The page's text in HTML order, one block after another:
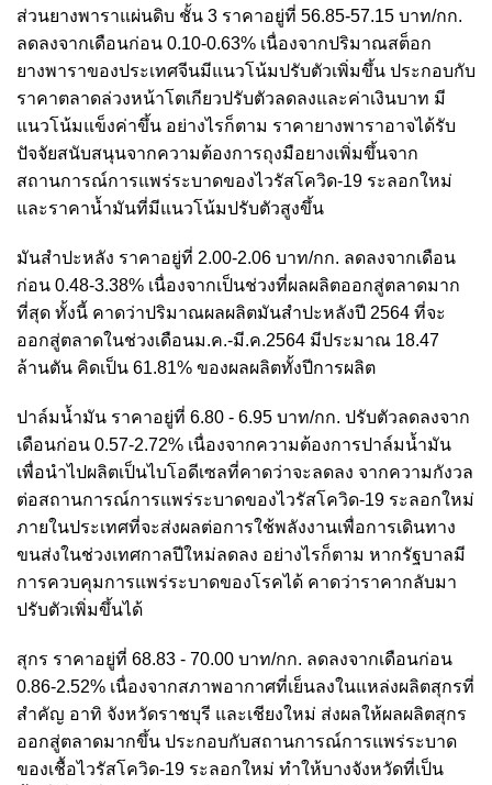
ส่วนยางพาราแผ่นดิบ ชั้น 3 ราคาอยู่ที่ 56.85-57.15 บาท/กก.
ลดลงจากเดือนก่อน 0.10-0.63% เนื่องจากปริมาณสต็อก
ยางพาราของประเทศจีนมีแนวโน้มปรับตัวเพิ่มขึ้น ประกอบกับ
ราคาตลาดล่วงหน้าโตเกียวปรับตัวลดลงและค่าเงินบาท มี
แนวโน้มแข็งค่าขึ้น อย่างไรก็ตาม ราคายางพาราอาจได้รับ
ปัจจัยสนับสนุนจากความต้องการถุงมือยางเพิ่มขึ้นจาก
สถานการณ์การแพร่ระบาดของไวรัสโควิด-19 ระลอกใหม่
และราคาน้ำมันที่มีแนวโน้มปรับตัวสูงขึ้น
มันสำปะหลัง ราคาอยู่ที่ 2.00-2.06 บาท/กก. ลดลงจากเดือน
ก่อน 0.48-3.38% เนื่องจากเป็นช่วงที่ผลผลิตออกสู่ตลาดมาก
ที่สุด ทั้งนี้ คาดว่าปริมาณผลผลิตมันสำปะหลังปี 2564 ที่จะ
ออกสู่ตลาดในช่วงเดือนม.ค.-มี.ค.2564 มีประมาณ 18.47
ล้านตัน คิดเป็น 61.81% ของผลผลิตทั้งปีการผลิต
ปาล์มน้ำมัน ราคาอยู่ที่ 6.80 - 6.95 บาท/กก. ปรับตัวลดลงจาก
เดือนก่อน 0.57-2.72% เนื่องจากความต้องการปาล์มน้ำมัน
เพื่อนำไปผลิตเป็นไบโอดีเซลที่คาดว่าจะลดลง จากความกังวล
ต่อสถานการณ์การแพร่ระบาดของไวรัสโควิด-19 ระลอกใหม่
ภายในประเทศที่จะส่งผลต่อการใช้พลังงานเพื่อการเดินทาง
ขนส่งในช่วงเทศกาลปีใหม่ลดลง อย่างไรก็ตาม หากรัฐบาลมี
การควบคุมการแพร่ระบาดของโรคได้ คาดว่าราคากลับมา
ปรับตัวเพิ่มขึ้นได้
สุกร ราคาอยู่ที่ 68.83 - 70.00 บาท/กก. ลดลงจากเดือนก่อน
0.86-2.52% เนื่องจากสภาพอากาศที่เย็นลงในแหล่งผลิตสุกรที่
สำคัญ อาทิ จังหวัดราชบุรี และเชียงใหม่ ส่งผลให้ผลผลิตสุกร
ออกสู่ตลาดมากขึ้น ประกอบกับสถานการณ์การแพร่ระบาด
ของเชื้อไวรัสโควิด-19 ระลอกใหม่ ทำให้บางจังหวัดที่เป็น